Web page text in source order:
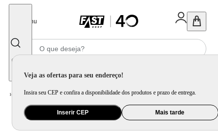
Menu
Veja as ofertas para seu endereço!
Insira seu CEP e confira a disponibilidade dos produtos e prazo de entrega.
Inserir CEP Mais tarde
Home Ar e Ventilação / Ventilador / Ventilador de Mesa Mondial VTX-50-8P Preto - 50 cm